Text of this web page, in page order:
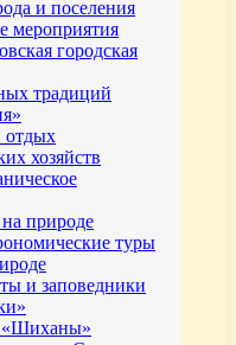
и поселения
мероприятия
городская
традиций
отдых
хозяйств
природе
туры
и заповедники
«Шиханы»